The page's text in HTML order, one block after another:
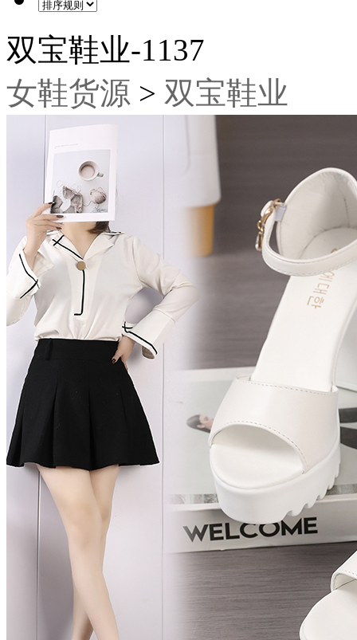
双宝鞋业-1137
女鞋货源 > 双宝鞋业